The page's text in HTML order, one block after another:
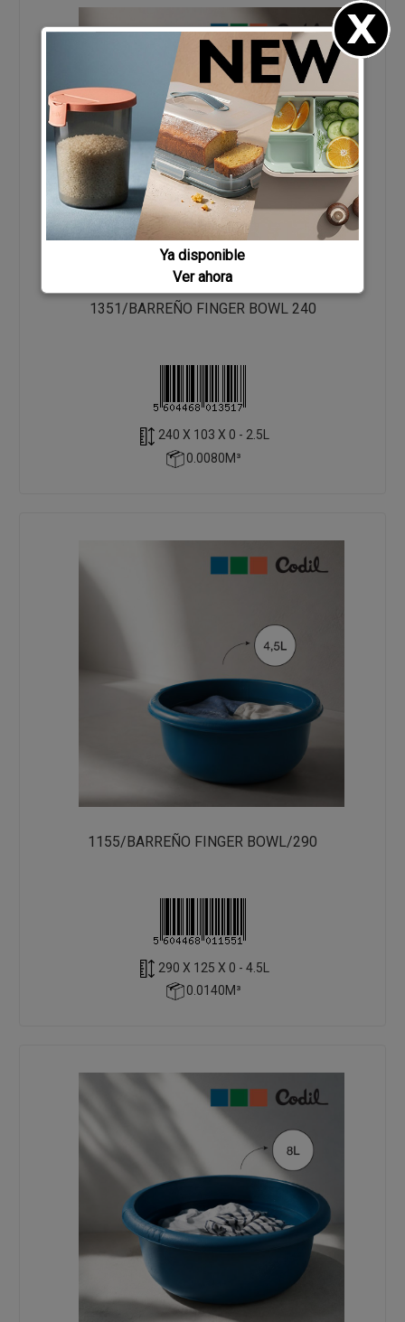
1351/BARREÑO FINGER BOWL 240
240 X 103 X 0 - 2.5L
0.0080M³
1155/BARREÑO FINGER BOWL/290
290 X 125 X 0 - 4.5L
0.0140M³
Ya disponible
Ver ahora